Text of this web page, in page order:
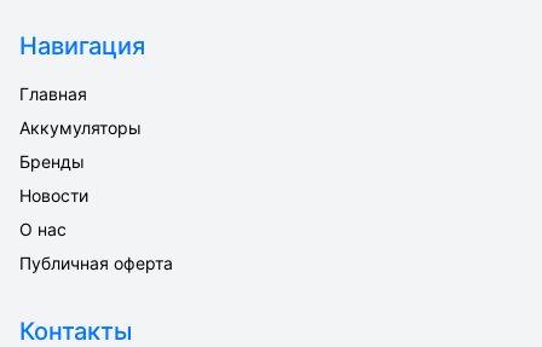
Навигация
Главная
Аккумуляторы
Бренды
Новости
О нас
Публичная оферта
Контакты